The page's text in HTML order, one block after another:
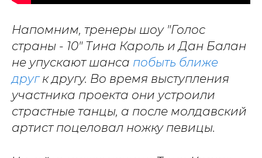
Напомним, тренеры шоу "Голос
страны - 10" Тина Кароль и Дан Балан
не упускают шанса побыть ближе
другк другу. Во время выступления
участника проекта они устроили
страстные танцы, а после молдавский
артист поцеловал ножку певицы.